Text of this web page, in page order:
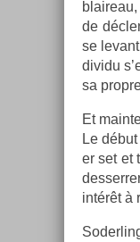
de
se
dividu
sa
Et
Le
er set et
intérêt à